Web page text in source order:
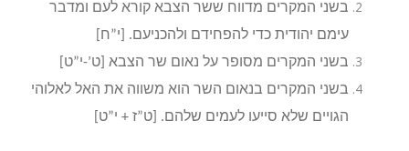
בשני המקרים מדווח ששר הצבא קורא לעם ומדבר
עימם יהודית כדי להפחידם ולהכניעם. [י”ח]
בשני המקרים מסופר על נאום שר הצבא [ט’-י”ט]
בשני המקרים בנאום השר הוא משווה את האל לאלוהי
הגויים שלא סייעו לעמים שלהם. [ט”ז + י”ט]